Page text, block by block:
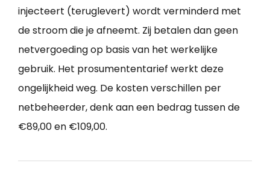
injecteert (teruglevert) wordt verminderd met
de stroom die je afneemt. Zij betalen dan geen
netvergoeding op basis van het werkelijke
gebruik. Het prosumententarief werkt deze
ongelijkheid weg. De kosten verschillen per
netbeheerder, denk aan een bedrag tussen de
€89,00 en €109,00.